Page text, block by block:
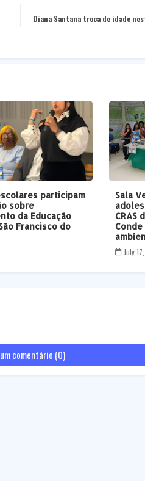
Diana Santana troca de idade
participam
sobre
da Educação
Francisco do
Sala
CRAS
July
comentário (0)